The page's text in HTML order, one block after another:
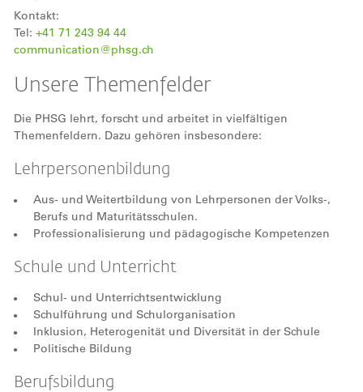
Kontakt:
Tel: +41 71 243 94 44
communication@phsg.ch
Unsere Themenfelder
Die PHSG lehrt, forscht und arbeitet in vielfältigen
Themenfeldern. Dazu gehören insbesondere:
Lehrpersonenbildung
Aus- und Weitertbildung von Lehrpersonen der Volks-,
Berufs und Maturitätsschulen.
Professionalisierung und pädagogische Kompetenzen
Schule und Unterricht
Schul- und Unterrichtsentwicklung
Schulführung und Schulorganisation
Inklusion, Heterogenität und Diversität in der Schule
Politische Bildung
Berufsbildung